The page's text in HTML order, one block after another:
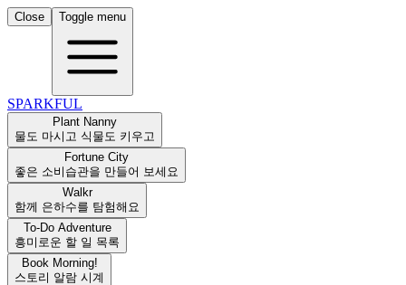
Close Toggle menu
SPARKFUL
Plant Nanny
물도 마시고 식물도 키우고
Fortune City
좋은 소비습관을 만들어 보세요
Walkr
함께 은하수를 탐험해요
To-Do Adventure
흥미로운 할 일 목록
Book Morning!
스토리 알람 시계